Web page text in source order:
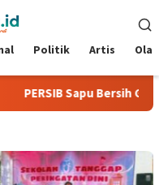
Politik Artis
PERSIB Sapu Bersih Grup